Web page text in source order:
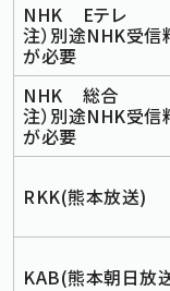
条例・規則
小国町議会
NHK Eテレ
注）別途NHK受信
が必要
NHK 総合
注）別途NHK受信
が必要
RKK(熊本放送)
KAB(熊本朝日放